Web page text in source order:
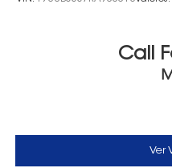
Call
Ver